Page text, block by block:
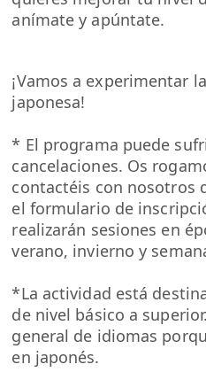
anímate y apúntate.
¡Vamos a experimentar
japonesa!
* El programa puede
cancelaciones. Os
contactéis con nosotros
el formulario de
realizarán sesiones en
verano, invierno y
*La actividad está
de nivel básico a
general de idiomas
en japonés.